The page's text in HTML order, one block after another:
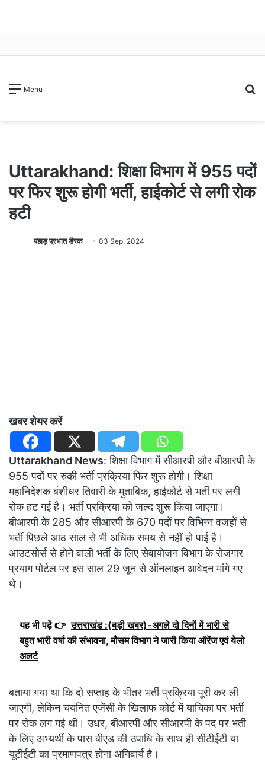
Menu
Uttarakhand: शिक्षा विभाग में 955 पदों
पर फिर शुरू होगी भर्ती, हाईकोर्ट से लगी रोक
हटी
पहाड़ प्रभात डैस्क 03 Sep, 2024
खबर शेयर करें
Uttarakhand News: शिक्षा विभाग में सीआरपी और बीआरपी के
955 पदों पर रुकी भर्ती प्रक्रिया फिर शुरू होगी। शिक्षा
महानिदेशक बंशीधर तिवारी के मुताबिक, हाईकोर्ट से भर्ती पर लगी
रोक हट गई है। भर्ती प्रक्रिया को जल्द शुरू किया जाएगा।
बीआरपी के 285 और सीआरपी के 670 पदों पर विभिन्न वजहों से
भर्ती पिछले आठ साल से भी अधिक समय से नहीं हो पाई है।
आउटसोर्स से होने वाली भर्ती के लिए सेवायोजन विभाग के रोजगार
प्रयाग पोर्टल पर इस साल 29 जून से ऑनलाइन आवेदन मांगे गए
थे।
यह भी पढ़ें 👉 उत्तराखंड :(बड़ी खबर)-अगले दो दिनों में भारी से
बहुत भारी वर्षा की संभावना, मौसम विभाग ने जारी किया ऑरेंज एवं येलो
अलर्ट
बताया गया था कि दो सप्ताह के भीतर भर्ती प्रक्रिया पूरी कर ली
जाएगी, लेकिन चयनित एजेंसी के खिलाफ कोर्ट में याचिका पर भर्ती
पर रोक लग गई थी। उधर, बीआरपी और सीआरपी के पद पर भर्ती
के लिए अभ्यर्थी के पास बीएड की उपाधि के साथ ही सीटीईटी या
यूटीईटी का प्रमाणपत्र होना अनिवार्य है।